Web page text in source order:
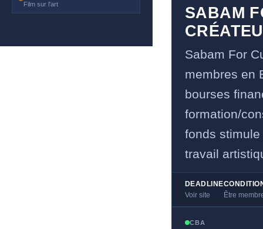
Film sur l'art
SABAM
Sabam For
membres en
bourses
formation/
fonds
travail
DEADLINE
Voir site
Être
CBA